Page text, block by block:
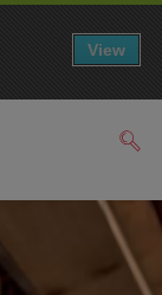
View